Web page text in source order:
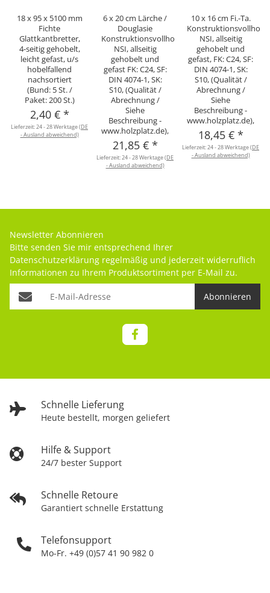
18 x 95 x 5100 mm
Fichte
Glattkantbretter,
4-seitig gehobelt,
leicht gefast, u/s
hobelfallend
nachsortiert
(Bund: 5 St. /
Paket: 200 St.)
2,40 € *
Lieferzeit:24 - 28 Werktage(DE
- Ausland abweichend)
6 x 20 cm Lärche /
Douglasie
Konstruktionsvollholz
NSI, allseitig
gehobelt und
gefast FK: C24, SF:
DIN 4074-1, SK:
S10, (Qualität /
Abrechnung /
Siehe
Beschreibung -
www.holzplatz.de),
21,85 € *
Lieferzeit:24 - 28 Werktage(DE
- Ausland abweichend)
10 x 16 cm Fi.-Ta.
Konstruktionsvollholz
NSI, allseitig
gehobelt und
gefast, FK: C24, SF:
DIN 4074-1, SK:
S10, (Qualität /
Abrechnung /
Siehe
Beschreibung -
www.holzplatz.de),
18,45 € *
Lieferzeit:24 - 28 Werktage(DE
- Ausland abweichend)
Schnelle Lieferung
Heute bestellt, morgen geliefert
Hilfe & Support
24/7 bester Support
Schnelle Retoure
Garantiert schnelle Erstattung
Telefonsupport
Mo-Fr. +49 (0)57 41 90 982 0
Newsletter Abonnieren
Bitte senden Sie mir entsprechend Ihrer
Datenschutzerklärung regelmäßig und jederzeit widerruflich
Informationen zu Ihrem Produktsortiment per E-Mail zu.
Abonnieren